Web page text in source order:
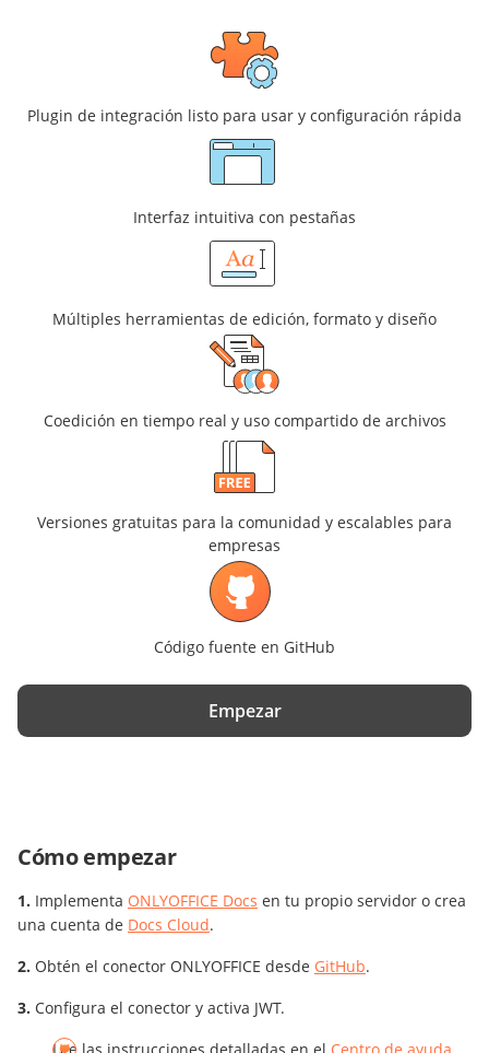
Plugin de integración listo para usar y configuración rápida
Interfaz intuitiva con pestañas
Múltiples herramientas de edición, formato y diseño
Coedición en tiempo real y uso compartido de archivos
Versiones gratuitas para la comunidad y escalables para
empresas
Código fuente en GitHub
Empezar
Cómo empezar
Implementa ONLYOFFICE Docs en tu propio servidor o crea
una cuenta de Docs Cloud.
Obtén el conector ONLYOFFICE desde GitHub.
Configura el conector y activa JWT.